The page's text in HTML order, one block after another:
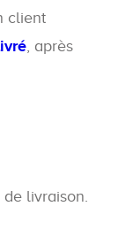
client
, après
livraison.